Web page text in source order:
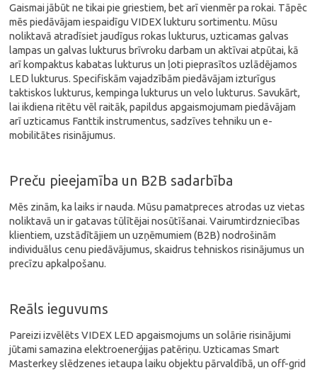
Gaismai jābūt ne tikai pie griestiem, bet arī vienmēr pa rokai. Tāpēc
mēs piedāvājam iespaidīgu VIDEX lukturu sortimentu. Mūsu
noliktavā atradīsiet jaudīgus rokas lukturus, uzticamas galvas
lampas un galvas lukturus brīvroku darbam un aktīvai atpūtai, kā
arī kompaktus kabatas lukturus un ļoti pieprasītos uzlādējamos
LED lukturus. Specifiskām vajadzībām piedāvājam izturīgus
taktiskos lukturus, kempinga lukturus un velo lukturus. Savukārt,
lai ikdiena ritētu vēl raitāk, papildus apgaismojumam piedāvājam
arī uzticamus Fanttik instrumentus, sadzīves tehniku un e-
mobilitātes risinājumus.
Preču pieejamība un B2B sadarbība
Mēs zinām, ka laiks ir nauda. Mūsu pamatpreces atrodas uz vietas
noliktavā un ir gatavas tūlītējai nosūtīšanai. Vairumtirdzniecības
klientiem, uzstādītājiem un uzņēmumiem (B2B) nodrošinām
individuālus cenu piedāvājumus, skaidrus tehniskos risinājumus un
precīzu apkalpošanu.
Reāls ieguvums
Pareizi izvēlēts VIDEX LED apgaismojums un solārie risinājumi
jūtami samazina elektroenerģijas patēriņu. Uzticamas Smart
Masterkey slēdzenes ietaupa laiku objektu pārvaldībā, un off-grid